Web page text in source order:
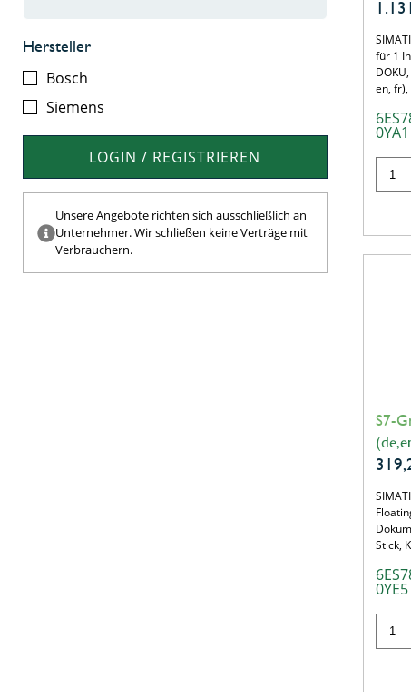
Hersteller
Bosch
Siemens
LOGIN / REGISTRIEREN
Unsere Angebote richten sich ausschließlich an
Unternehmer. Wir schließen keine Verträge mit
Verbrauchern.
für 1
en,
0YA1
S7-
Stick,
0YE5